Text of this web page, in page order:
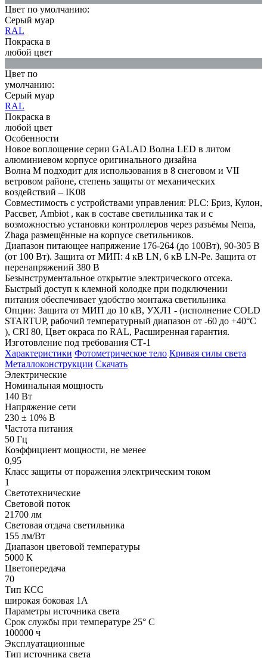
Цвет по умолчанию:
Серый муар
RAL
Покраска в
любой цвет
Цвет по
умолчанию:
Серый муар
RAL
Покраска в
любой цвет
Особенности
Новое воплощение серии GALAD Волна LED в литом
алюминиевом корпусе оригинального дизайна
Волна M подходит для использования в 8 снеговом и VII
ветровом районе, степень защиты от механических
воздействий – IK08
Совместимость с устройствами управления: PLC: Бриз, Кулон,
Рассвет, Ambiot , как в составе светильника так и с
возможностью установки контроллеров через разъёмы Nema,
Zhaga размещённые на корпусе светильников.
Диапазон питающее напряжение 176-264 (до 100Вт), 90-305 В
(от 100 Вт). Защита от МИП: 4 кВ LN, 6 кВ LN-Pe. Защита от
перенапряжений 380 В
Безынструментальное открытие электрического отсека.
Быстрый доступ к клемной колодке при подключении
питания обеспечивает удобство монтажа светильника
Опции: Защита от МИП до 10 кВ, УХЛ1 - (исполнение COLD
STARTUP, рабочий температурный диапазон от -60 до +40°С
), CRI 80, Цвет окраса по RAL, Расширенная гарантия.
Изготовление под требования СТ-1
Характеристики Фотометрическое тело Кривая силы света
Металлоконструкции Скачать
Электрические
Номинальная мощность
140 Вт
Напряжение сети
230 ± 10% В
Частота питания
50 Гц
Коэффициент мощности, не менее
0,95
Класс защиты от поражения электрическим током
1
Светотехнические
Световой поток
21700 лм
Световая отдача светильника
155 лм/Вт
Диапазон цветовой температуры
5000 К
Цветопередача
70
Тип КСС
широкая боковая 1А
Параметры источника света
Срок службы при температуре 25° С
100000 ч
Эксплуатационные
Тип источника света